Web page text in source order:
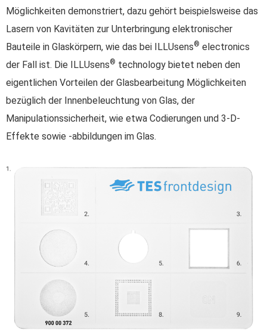
Möglichkeiten demonstriert, dazu gehört beispielsweise das
Lasern von Kavitäten zur Unterbringung elektronischer
Bauteile in Glaskörpern, wie das bei ILLUsens® electronics
der Fall ist. Die ILLUsens® technology bietet neben den
eigentlichen Vorteilen der Glasbearbeitung Möglichkeiten
bezüglich der Innenbeleuchtung von Glas, der
Manipulationssicherheit, wie etwa Codierungen und 3-D-
Effekte sowie -abbildungen im Glas.